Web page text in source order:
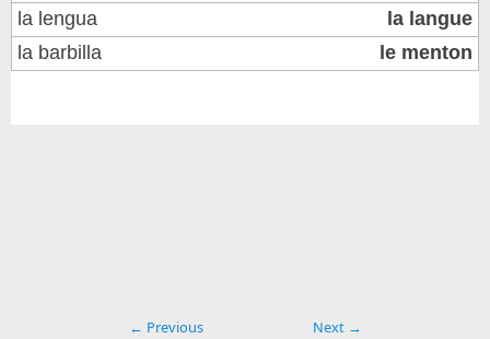
la lengua
la langue
la barbilla
le menton
← Previous
Next →